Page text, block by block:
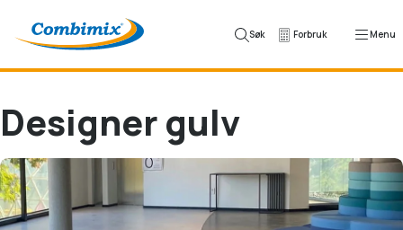
Søk Forbruk Menu
Designer gulv